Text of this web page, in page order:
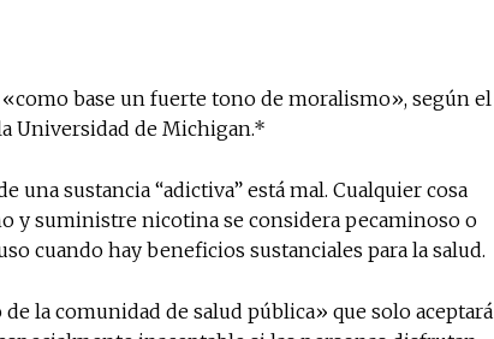
base un fuerte tono de moralismo», según el
Universidad de Michigan.*
una sustancia “adictiva” está mal. Cualquier cosa
y suministre nicotina se considera pecaminoso o
cuando hay beneficios sustanciales para la salud.
la comunidad de salud pública» que solo aceptará